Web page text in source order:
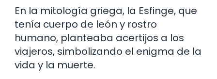
En la mitología griega, la Esfinge, que
tenía cuerpo de león y rostro
humano, planteaba acertijos a los
viajeros, simbolizando el enigma de la
vida y la muerte.